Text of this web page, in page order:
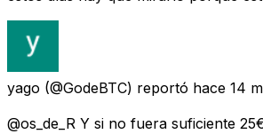
yago (@GodeBTC) reportó hace 14
@os_de_R Y si no fuera suficiente